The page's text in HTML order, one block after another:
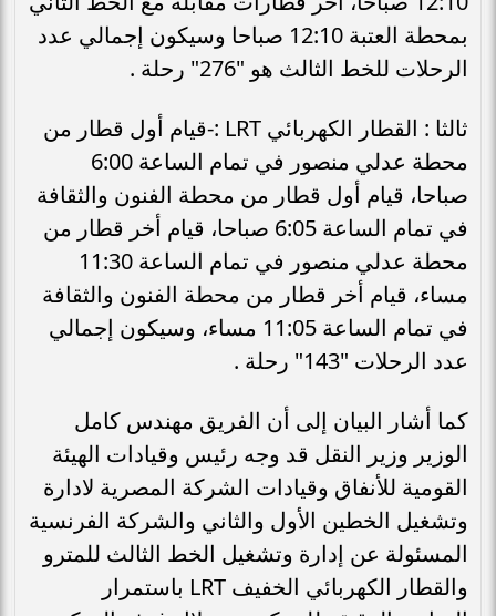
بمحطة العتبة 12:10 صباحا وسيكون إجمالي عدد
الرحلات للخط الثالث هو "276" رحلة .
ثالثا : القطار الكهربائي LRT :-قيام أول قطار من
محطة عدلي منصور في تمام الساعة 6:00
صباحا، قيام أول قطار من محطة الفنون والثقافة
في تمام الساعة 6:05 صباحا، قيام أخر قطار من
محطة عدلي منصور في تمام الساعة 11:30
مساء، قيام أخر قطار من محطة الفنون والثقافة
في تمام الساعة 11:05 مساء، وسيكون إجمالي
عدد الرحلات "143" رحلة .
كما أشار البيان إلى أن الفريق مهندس كامل
الوزير وزير النقل قد وجه رئيس وقيادات الهيئة
القومية للأنفاق وقيادات الشركة المصرية لادارة
وتشغيل الخطين الأول والثاني والشركة الفرنسية
المسئولة عن إدارة وتشغيل الخط الثالث للمترو
والقطار الكهربائي الخفيف LRT باستمرار